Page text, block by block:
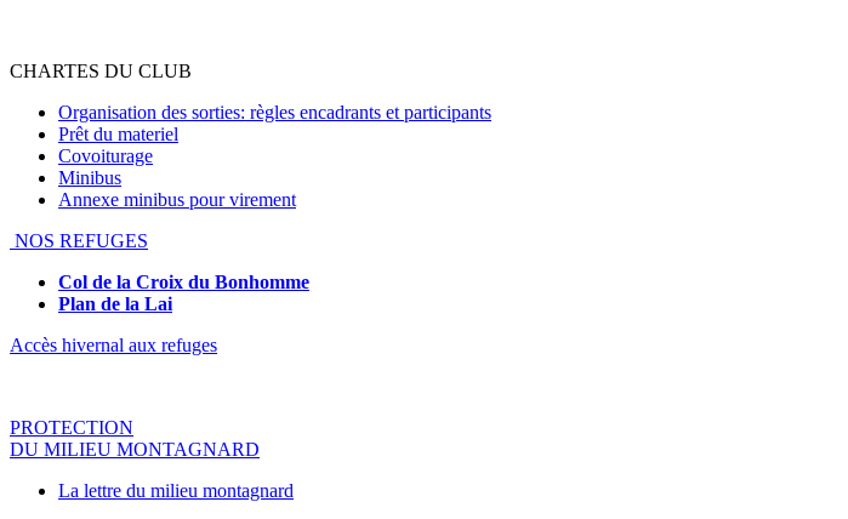
CHARTES DU CLUB
Organisation des sorties: règles encadrants et participants
Prêt du materiel
Covoiturage
Minibus
Annexe minibus pour virement
NOS REFUGES
Col de la Croix du Bonhomme
Plan de la Lai
Accès hivernal aux refuges
PROTECTION
DU MILIEU MONTAGNARD
La lettre du milieu montagnard